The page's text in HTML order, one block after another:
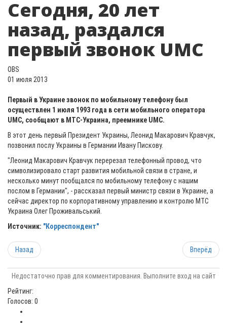
Сегодня, 20 лет
назад, раздался
первый звонок UMC
OBS
01 июля 2013
Первый в Украине звонок по мобильному телефону был
осуществлен 1 июля 1993 года в сети мобильного оператора
UMC, сообщают в МТС-Украина, преемнике UMC.
В этот день первый Президент Украины, Леонид Макарович Кравчук,
позвонил послу Украины в Германии Ивану Пискову.
"Леонид Макарович Кравчук перерезал телефонный провод, что
символизировало старт развития мобильной связи в стране, и
несколько минут пообщался по мобильному телефону с нашим
послом в Германии", - рассказал первый министр связи в Украине, а
сейчас директор по корпоративному управлению и контролю МТС
Украина Олег Проживальський.
Источник: "Корреспондент"
Назад Вперёд
Недостаточно прав для комментирования. Выполните вход на сайт
Рейтинг:
Голосов: 0